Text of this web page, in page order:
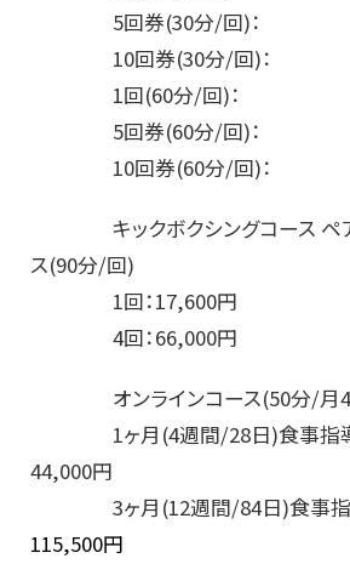
5回券(30分/回)：
10回券(30分/回)：
1回(60分/回)：
5回券(60分/回)：
10回券(60分/回)：
キックボクシングコース ペア
ス(90分/回)
1回：17,600円
4回：66,000円
オンラインコース(50分/月
1ヶ月(4週間/28日)食事指導
44,000円
3ヶ月(12週間/84日)食事指導
115,500円